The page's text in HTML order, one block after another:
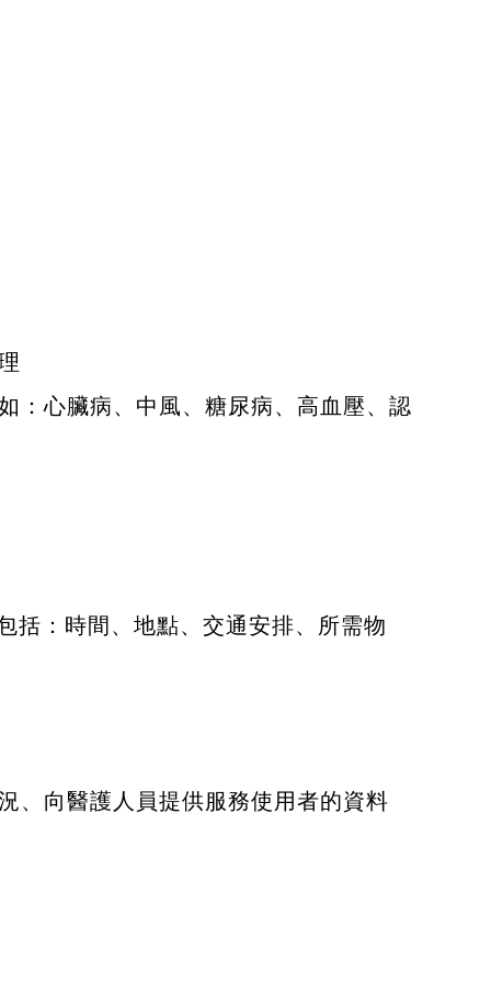
：心臟病、中風、糖尿病、高血壓、認
括：時間、地點、交通安排、所需物
、向醫護人員提供服務使用者的資料